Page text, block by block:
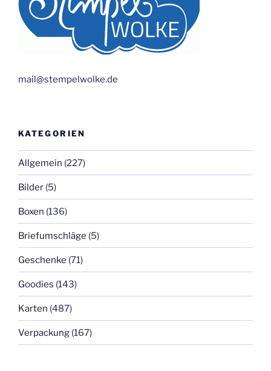
mail@stempelwolke.de
KATEGORIEN
Allgemein (227)
Bilder (5)
Boxen (136)
Briefumschläge (5)
Geschenke (71)
Goodies (143)
Karten (487)
Verpackung (167)